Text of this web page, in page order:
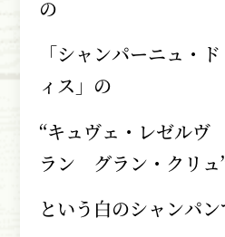
の
「シャンパーニュ・
ィス」の
“キュヴェ・レゼル
ラン グラン・クリュ
という白のシャンパン